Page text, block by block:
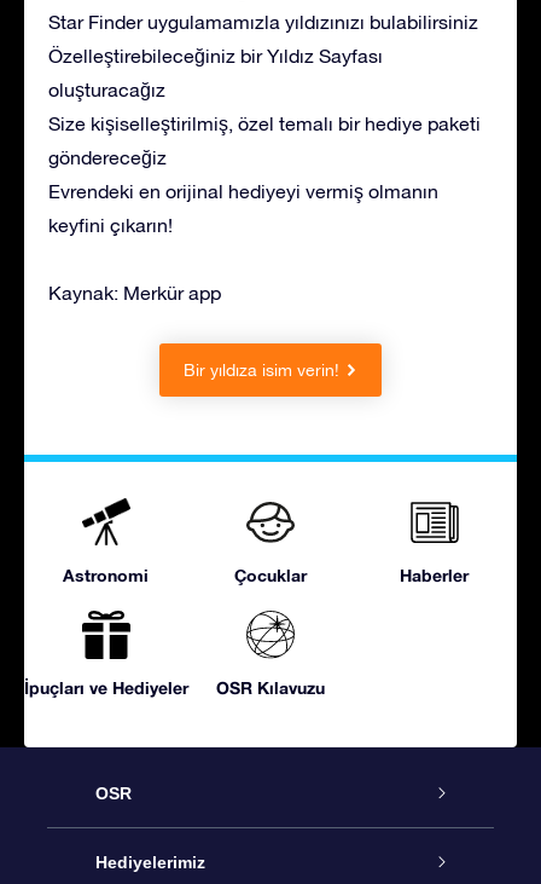
Star Finder uygulamamızla yıldızınızı bulabilirsiniz
Özelleştirebileceğiniz bir Yıldız Sayfası
oluşturacağız
Size kişiselleştirilmiş, özel temalı bir hediye paketi
göndereceğiz
Evrendeki en orijinal hediyeyi vermiş olmanın
keyfini çıkarın!
Kaynak: Merkür app
Bir yıldıza isim verin!
Astronomi Çocuklar Haberler
İpuçları ve Hediyeler OSR Kılavuzu
OSR
Hizmet
Hediyelerimiz